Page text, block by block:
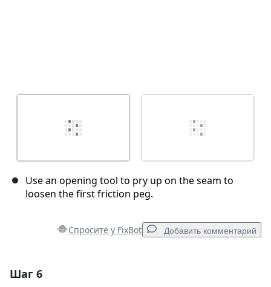
Use an opening tool to pry up on the seam to
loosen the first friction peg.
Спросите у FixBot Добавить комментарий
Шаг 6